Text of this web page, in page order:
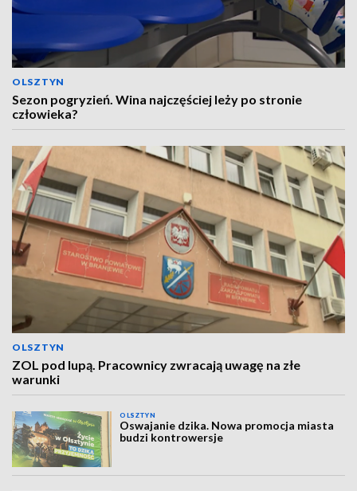
OLSZTYN
Sezon pogryzień. Wina najczęściej leży po stronie
człowieka?
OLSZTYN
ZOL pod lupą. Pracownicy zwracają uwagę na złe
warunki
OLSZTYN
Oswajanie dzika. Nowa promocja miasta
budzi kontrowersje